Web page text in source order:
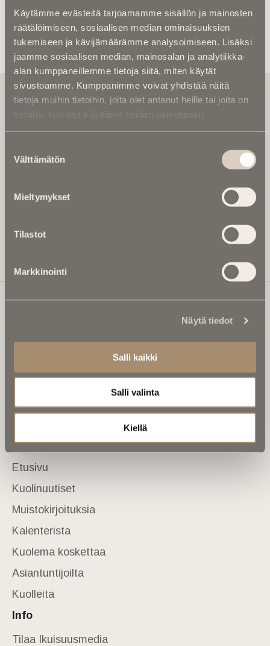
Käytämme evästeitä tarjoamamme sisällön ja mainosten
räätälöimiseen, sosiaalisen median ominaisuuksien
tukemiseen ja kävijämäärämme analysoimiseen. Lisäksi
jaamme sosiaalisen median, mainosalan ja analytiikka-
alan kumppaneillemme tietoja siitä, miten käytät
sivustoamme. Kumppanimme voivat yhdistää näitä
tietoja muihin tietoihin, joita olet antanut heille tai joita on
kerätty, kun olet käyttänyt heidän palvelujaan.
valinta
Välttämätön
Mieltymykset
Tilastot
Markkinointi
Näytä tiedot
Salli kaikki
Salli valinta
Kiellä
Tilaa uutiskirje - Pääset heti parhaiden
artikkelien pariin!
Uutiskirje on maksuton eikä se velvoita mihinkään.
Kirjoita tähän sähköpostiosoite, johon haluat uutiskirjeen
tulevan:
Tilaa Uutiskirje
valtakunnallinen mediabrändi. Julkaisemme uusimmat
kuolinuutiset ja kuolintiedot.
Anna palautetta
Sivusto
Etusivu
Kuolinuutiset
Muistokirjoituksia
Kalenterista
Kuolema koskettaa
Asiantuntijoilta
Kuolleita
Info
Tilaa Ikuisuusmedia